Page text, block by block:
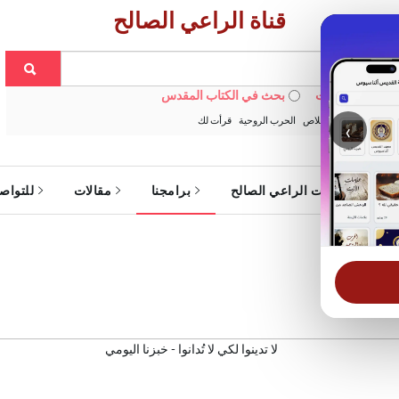
‹
قناة الراعي الصالح
في الويبسايت بحث في الكتاب المقدس
خبزنا اليومي الخلاص الحرب الروحية قرأت لك
خدمات الراعي الصالح برامجنا مقالات